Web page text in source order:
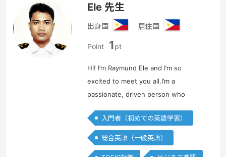
Ele 先生
出身国
ィ
ピ
ン
居住国
ピ
ン
Point 1pt
Hi! I’m Raymund Ele and I’m so
excited to meet you all.I’m a
passionate, driven person who
competent speakers. That’s why I’m
here at Curious World Academy.I’ve
got expe…続きを見る »
入門者（初めての英語学習）
総合英語（一般英語）